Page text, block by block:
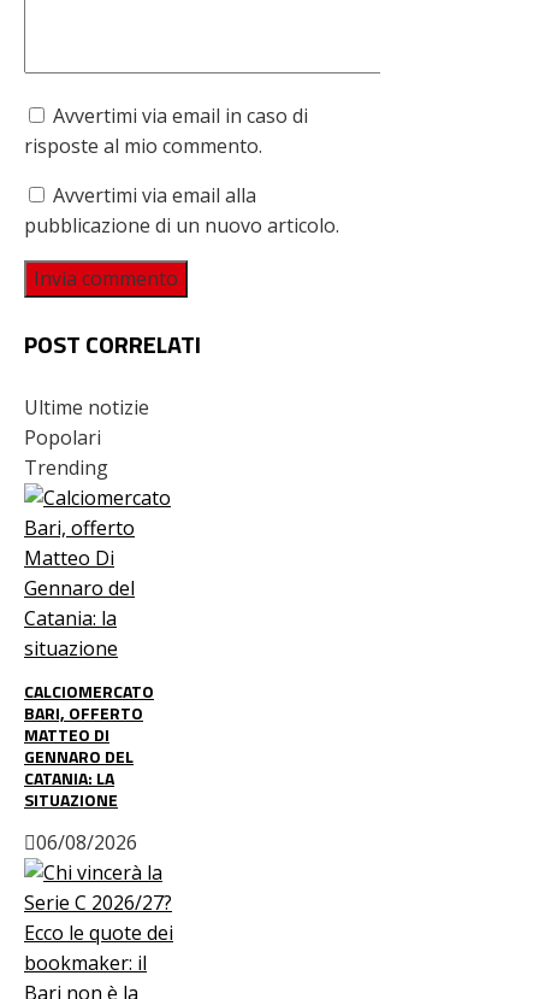
Avvertimi via email in caso di
risposte al mio commento.
Avvertimi via email alla
pubblicazione di un nuovo articolo.
POST CORRELATI
Ultime notizie
Popolari
Trending
CALCIOMERCATO
BARI, OFFERTO
MATTEO DI
GENNARO DEL
CATANIA: LA
SITUAZIONE
06/08/2026